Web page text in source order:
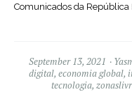
Comunicados da República
September 13, 2021
digital, economia global,
tecnologia,